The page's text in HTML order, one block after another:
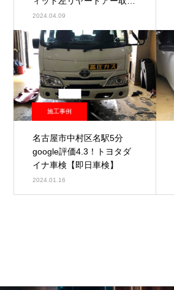
等
2024.04.09
施工事例
名古屋市中村区名駅5分
google評価4.3！トヨタダ
イナ車検【即日車検】
2024.01.16